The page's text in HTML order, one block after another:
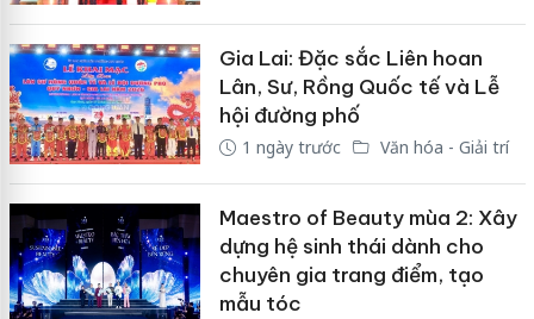
Gia Lai: Đặc sắc Liên hoan
Lân, Sư, Rồng Quốc tế và Lễ
hội đường phố
1 ngày trước Văn hóa - Giải trí
Maestro of Beauty mùa 2: Xây
dựng hệ sinh thái dành cho
chuyên gia trang điểm, tạo
mẫu tóc